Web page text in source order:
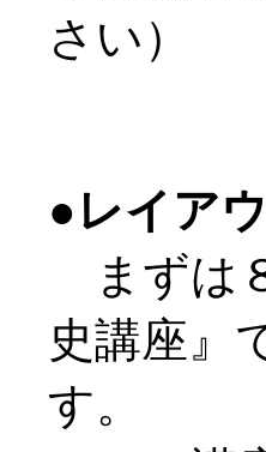
さい）
●レイア
まずは
史講座』
す。